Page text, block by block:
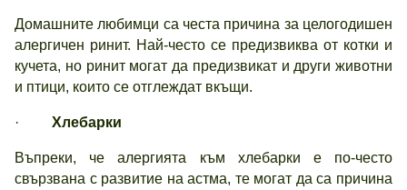
Домашните любимци са честа причина за целогодишен
алергичен ринит. Най-често се предизвиква от котки и
кучета, но ринит могат да предизвикат и други животни
и птици, които се отглеждат вкъщи.
· Хлебарки
Въпреки, че алергията към хлебарки е по-често
свързвана с развитие на астма, те могат да са причина